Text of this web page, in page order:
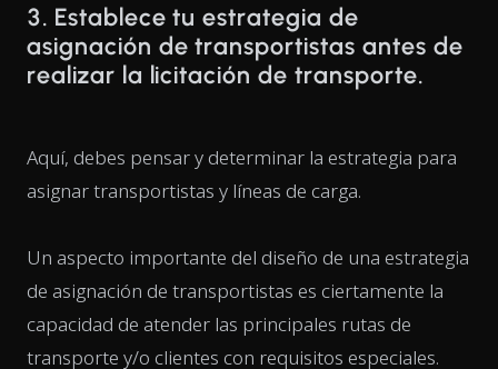
3. Establece tu estrategia de
asignación de transportistas antes de
realizar la licitación de transporte.
Aquí, debes pensar y determinar la estrategia para
asignar transportistas y líneas de carga.
Un aspecto importante del diseño de una estrategia
de asignación de transportistas es ciertamente la
capacidad de atender las principales rutas de
transporte y/o clientes con requisitos especiales.